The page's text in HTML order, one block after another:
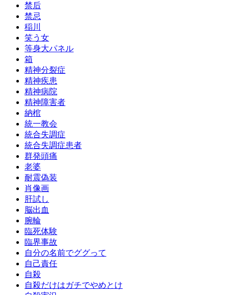
禁后
禁忌
稲川
笑う女
等身大パネル
箱
精神分裂症
精神疾患
精神病院
精神障害者
納棺
統一教会
統合失調症
統合失調症患者
群発頭痛
老婆
耐震偽装
肖像画
肝試し
脳出血
腕輪
臨死体験
臨界事故
自分の名前でググって
自己責任
自殺
自殺だけはガチでやめとけ